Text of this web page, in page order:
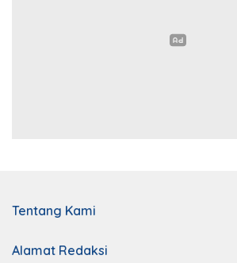
Tentang Kami
Alamat Redaksi